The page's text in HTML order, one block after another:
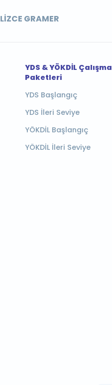
GRAMER
YDS & YÖKDİL Çalışma
Paketleri
YDS Başlangıç
YDS İleri Seviye
YÖKDİL Başlangıç
YÖKDİL İleri Seviye